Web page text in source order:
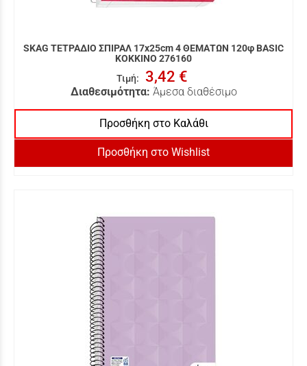
SKAG ΤΕΤΡΑΔΙΟ ΣΠΙΡΑΛ 17x25cm 4 ΘΕΜΑΤΩΝ 120φ BASIC
ΚΟΚΚΙΝΟ 276160
Τιμή: 3,42 €
Διαθεσιμότητα: Άμεσα διαθέσιμο
Προσθήκη στο Καλάθι
Προσθήκη στο Wishlist